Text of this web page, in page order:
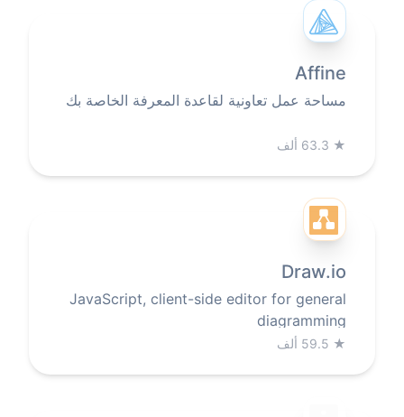
Affine
مساحة عمل تعاونية لقاعدة المعرفة الخاصة بك
★ 63.3 ألف
Draw.io
JavaScript, client-side editor for general
diagramming
★ 59.5 ألف